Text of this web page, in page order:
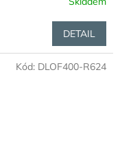
DETAIL
Kód: DLOF400-R624